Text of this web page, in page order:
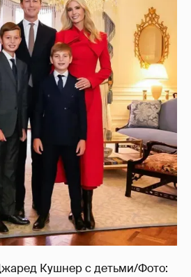
Кушнер с детьми/Фото: